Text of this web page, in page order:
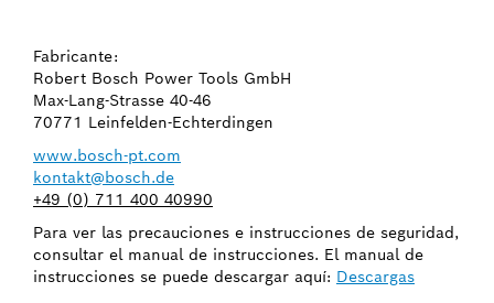
Fabricante:
Robert Bosch Power Tools GmbH
Max-Lang-Strasse 40-46
70771 Leinfelden-Echterdingen
www.bosch-pt.com
kontakt@bosch.de
+49 (0) 711 400 40990
Para ver las precauciones e instrucciones de seguridad,
consultar el manual de instrucciones. El manual de
instrucciones se puede descargar aquí: Descargas